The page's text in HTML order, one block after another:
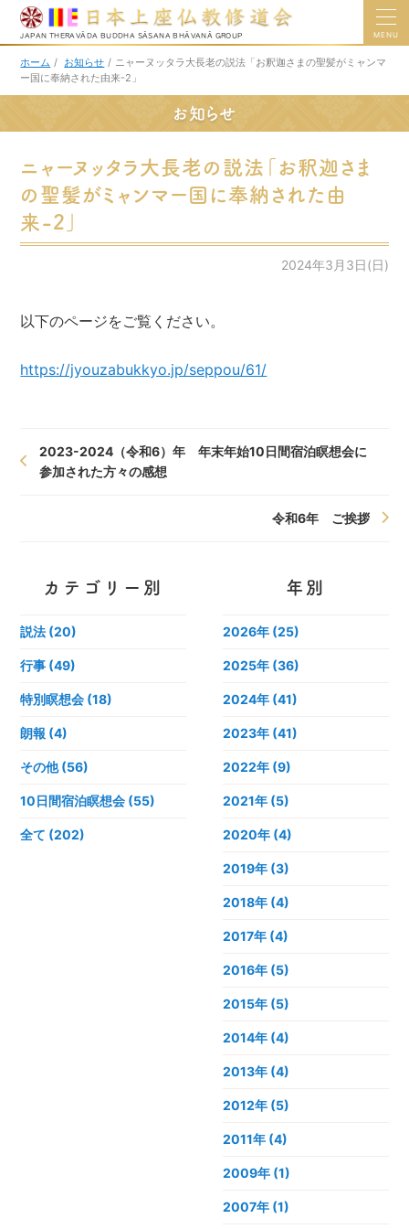
JAPAN THERAVĀDA BUDDHA SĀSANA BHĀVANĀ GROUP MENU
ホーム / お知らせ / ニャーヌッタラ大長老の説法「お釈迦さまの聖髪がミャンマ
ー国に奉納された由来-2」
お知らせ
ニャーヌッタラ大長老の説法「お釈迦さま
の聖髪がミャンマー国に奉納された由
来-2」
2024年3月3日(日)
以下のページをご覧ください。
https://jyouzabukkyo.jp/seppou/61/
2023-2024（令和6）年 年末年始10日間宿泊瞑想会に
参加された方々の感想
令和6年 ご挨拶
カテゴリー別
説法 (20)
行事 (49)
特別瞑想会 (18)
朗報 (4)
その他 (56)
10日間宿泊瞑想会 (55)
全て (202)
年別
2026年 (25)
2025年 (36)
2024年 (41)
2023年 (41)
2022年 (9)
2021年 (5)
2020年 (4)
2019年 (3)
2018年 (4)
2017年 (4)
2016年 (5)
2015年 (5)
2014年 (4)
2013年 (4)
2012年 (5)
2011年 (4)
2009年 (1)
2007年 (1)